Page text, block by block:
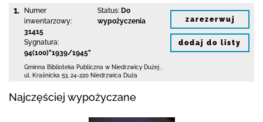
1.
Numer
inwentarzowy:
31415
Sygnatura:
94(100)"1939/1945"
Status: Do
wypożyczenia
Gminna Biblioteka Publiczna w Niedrzwicy Dużej
ul. Kraśnicka 53 24-220 Niedrzwica Duża
zarezerwuj
dodaj do listy
Najczęściej wypożyczane